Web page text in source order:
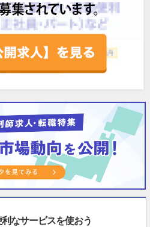
なサービスを使おう